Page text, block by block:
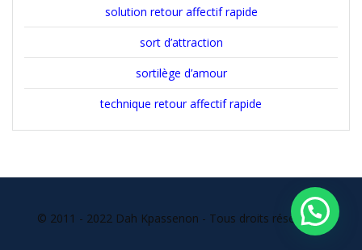
solution retour affectif rapide
sort d’attraction
sortilège d’amour
technique retour affectif rapide
© 2011 - 2022 Dah Kpassenon - Tous droits réservés l